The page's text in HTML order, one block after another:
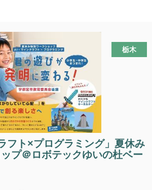
栃木
フト×プログラミング」夏休み
プ＠ロボテックゆいの杜ベー